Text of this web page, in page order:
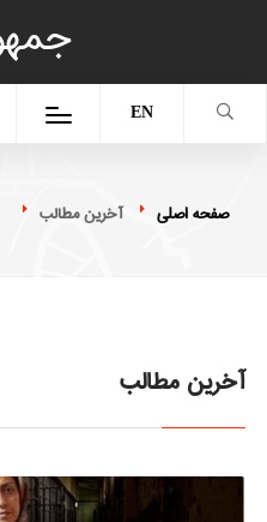
EN
صفحه اصلی آخرین مطالب
آخرین مطالب